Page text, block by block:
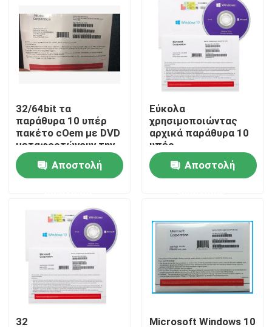
Προϊόντα
βίντεο
Γύρος εργοστασίων
Ποιοτικός έλεγχος
Μας ελάτε σε επαφή με
Περιπτώσεις
Κλειδί αδειών λογισμικού
32/64bit τα
παράθυρα 10 υπέρ
πακέτο cOem με DVD
μεταφορτώνουν την
κορεατική γλώσσα
Αποστολή
Εύκολα
χρησιμοποιώντας
αρχικά παράθυρα 10
υπέρ
τριανταδυάμπιτη
εξηντατετράμπιτη
πολυ γλώσσα cOem
Αποστολή
32 Microsoft Windows 10